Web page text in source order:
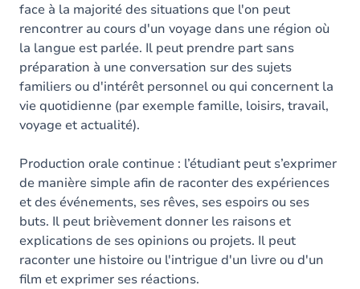
face à la majorité des situations que l'on peut
rencontrer au cours d'un voyage dans une région où
la langue est parlée. Il peut prendre part sans
préparation à une conversation sur des sujets
familiers ou d'intérêt personnel ou qui concernent la
vie quotidienne (par exemple famille, loisirs, travail,
voyage et actualité).
Production orale continue : l’étudiant peut s’exprimer
de manière simple afin de raconter des expériences
et des événements, ses rêves, ses espoirs ou ses
buts. Il peut brièvement donner les raisons et
explications de ses opinions ou projets. Il peut
raconter une histoire ou l'intrigue d'un livre ou d'un
film et exprimer ses réactions.